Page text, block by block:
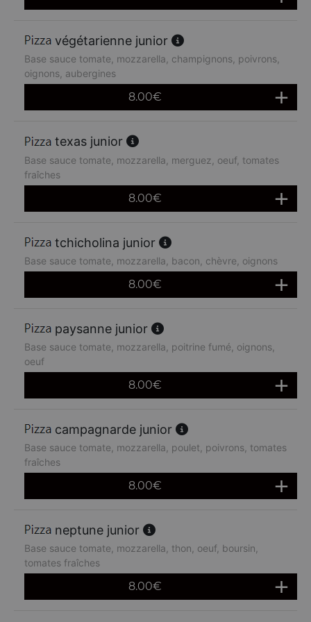
végétarienne junior
Base sauce tomate, mozzarella, champignons, poivrons,
oignons, aubergines
8.00€
texas junior
Base sauce tomate, mozzarella, merguez, oeuf, tomates
fraîches
8.00€
tchicholina junior
Base sauce tomate, mozzarella, bacon, chèvre, oignons
8.00€
paysanne junior
Base sauce tomate, mozzarella, poitrine fumé, oignons,
oeuf
8.00€
campagnarde junior
Base sauce tomate, mozzarella, poulet, poivrons, tomates
fraîches
8.00€
neptune junior
Base sauce tomate, mozzarella, thon, oeuf, boursin,
tomates fraîches
8.00€